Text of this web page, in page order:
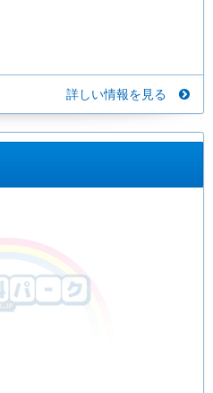
詳しい情報を見る